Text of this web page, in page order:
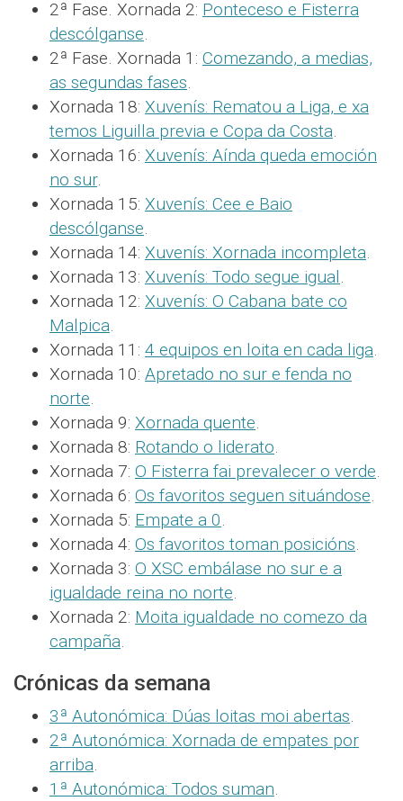
2ª Fase. Xornada 2: Ponteceso e Fisterra
descólganse.
2ª Fase. Xornada 1: Comezando, a medias,
as segundas fases.
Xornada 18: Xuvenís: Rematou a Liga, e xa
temos Liguilla previa e Copa da Costa.
Xornada 16: Xuvenís: Aínda queda emoción
no sur.
Xornada 15: Xuvenís: Cee e Baio
descólganse.
Xornada 14: Xuvenís: Xornada incompleta.
Xornada 13: Xuvenís: Todo segue igual.
Xornada 12: Xuvenís: O Cabana bate co
Malpica.
Xornada 11: 4 equipos en loita en cada liga.
Xornada 10: Apretado no sur e fenda no
norte.
Xornada 9: Xornada quente.
Xornada 8: Rotando o liderato.
Xornada 7: O Fisterra fai prevalecer o verde.
Xornada 6: Os favoritos seguen situándose.
Xornada 5: Empate a 0.
Xornada 4: Os favoritos toman posicións.
Xornada 3: O XSC embálase no sur e a
igualdade reina no norte.
Xornada 2: Moita igualdade no comezo da
campaña.
Crónicas da semana
3ª Autonómica: Dúas loitas moi abertas.
2ª Autonómica: Xornada de empates por
arriba.
1ª Autonómica: Todos suman.